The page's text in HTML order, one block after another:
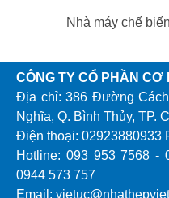
Nhà máy chế
CÔNG TY CỔ PHẦN CƠ
Địa chỉ: 386 Đường
Nghĩa, Q. Bình Thủy, TP.
Điện thoại: 02923880933
Hotline: 093 953 7568 -
0944 573 757
Email: